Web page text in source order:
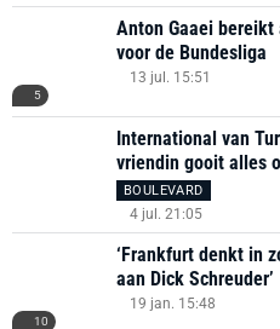
5
Anton Gaaei
voor de Bundesliga
13 jul. 15:51
International van
vriendin gooit alles
BOULEVARD
4 jul. 21:05
10
‘Frankfurt denkt in
aan Dick Schreuder’
19 jan. 15:48